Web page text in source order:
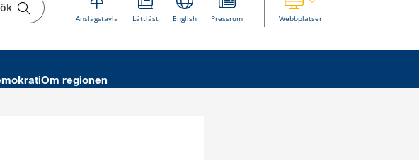
Anslagstavla Lättläst English Pressrum WebbplatserVisa våra andra webbplatser
Om regionen